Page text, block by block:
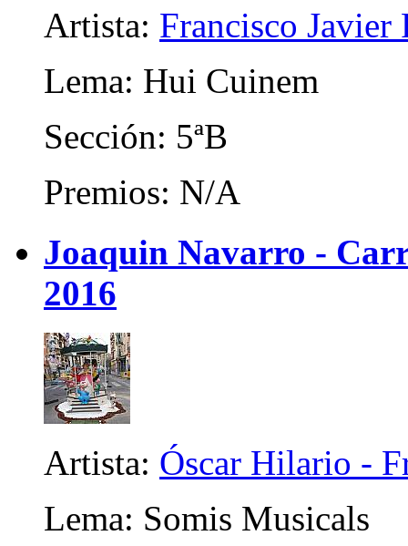
Artista: Francisco Javier
Lema: Hui Cuinem
Sección: 5ªB
Premios: N/A
Joaquin Navarro -
2016
Artista: Óscar Hilario -
Lema: Somis Musicals